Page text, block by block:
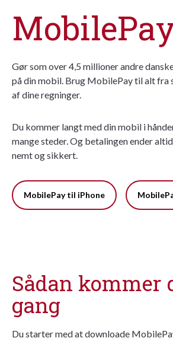
Gør som over 4,5 millioner andre
på din mobil. Brug MobilePay til alt fra
af dine regninger.
Du kommer langt med din mobil i
mange steder. Og betalingen ender
nemt og sikkert.
MobilePay til iPhone
Sådan kommer
gang
Du starter med at downloade